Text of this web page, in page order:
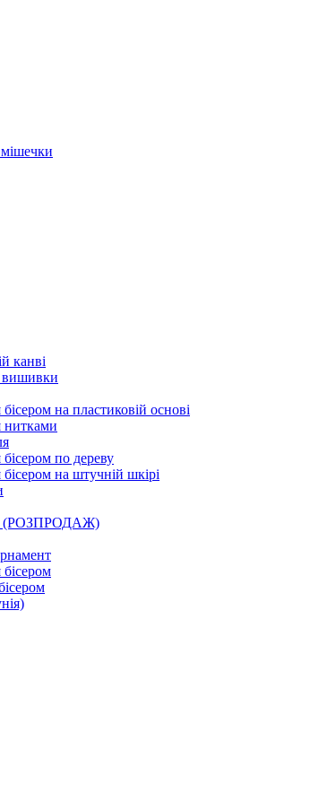
канві
вишивки
на пластиковій основі
нитками
по дереву
на штучній шкірі
(РОЗПРОДАЖ)